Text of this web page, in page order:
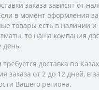
заказа зависят от
в момент оформления
товары есть в наличии
то наша компания
день.
доставка по
заказа от 2 до 12 дней, в
Вашего региона.